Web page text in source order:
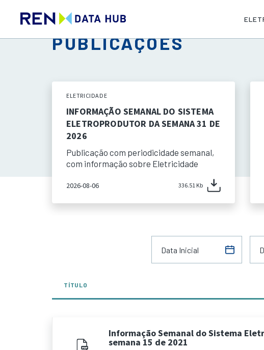
PUBLICAÇÕES
ELETRICIDADE
INFORMAÇÃO SEMANAL DO SISTEMA
ELETROPRODUTOR DA SEMANA 31 DE
2026
Publicação com periodicidade semanal,
com informação sobre Eletricidade
2026-08-06 336.51 Kb
TÍTULO
Informação Semanal do Sistema
semana 15 de 2021